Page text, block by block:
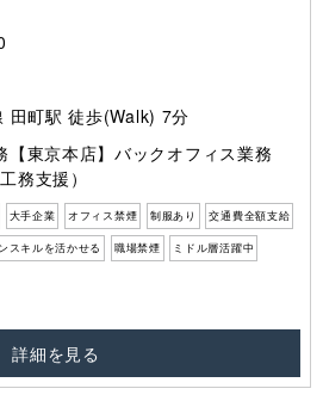
田町駅 徒歩(Walk) 7分
【東京本店】バックオフィス業務
務支援）
大手企業 オフィス禁煙 制服あり 交通費全額支給
スキルを活かせる 職場禁煙 ミドル層活躍中
詳細を見る